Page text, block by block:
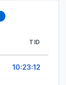
TID
10:23:12